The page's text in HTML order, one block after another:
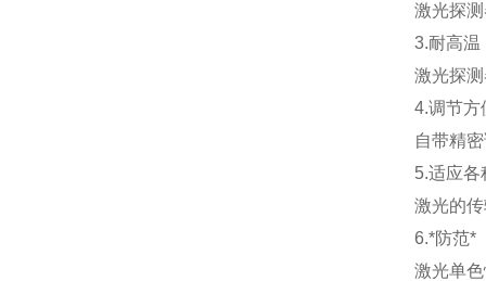
激光探
3.耐高温
激光探
4.调节方
自带精
5.适应各
激光的
6.*防范*
激光单